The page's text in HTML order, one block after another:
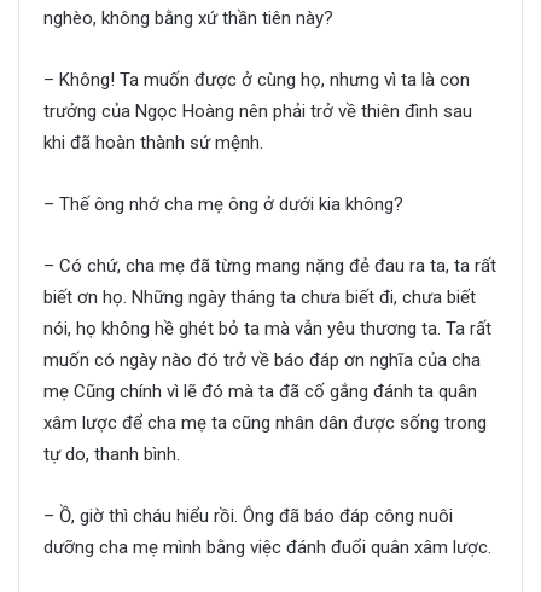
nghèo, không bằng xứ thần tiên này?
– Không! Ta muốn được ở cùng họ, nhưng vì ta là con
trưởng của Ngọc Hoàng nên phải trở về thiên đình sau
khi đã hoàn thành sứ mệnh.
– Thế ông nhớ cha mẹ ông ở dưới kia không?
– Có chứ, cha mẹ đã từng mang nặng đẻ đau ra ta, ta rất
biết ơn họ. Những ngày tháng ta chưa biết đi, chưa biết
nói, họ không hề ghét bỏ ta mà vẫn yêu thương ta. Ta rất
muốn có ngày nào đó trở về báo đáp ơn nghĩa của cha
mẹ Cũng chính vì lẽ đó mà ta đã cố gắng đánh ta quân
xâm lược để cha mẹ ta cũng nhân dân được sống trong
tự do, thanh bình.
– Ồ, giờ thì cháu hiểu rồi. Ông đã báo đáp công nuôi
dưỡng cha mẹ mình bằng việc đánh đuổi quân xâm lược.